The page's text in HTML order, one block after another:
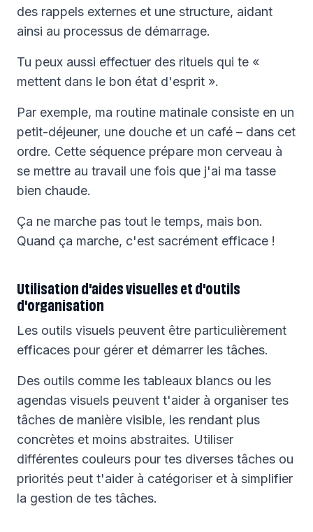
des rappels externes et une structure, aidant
ainsi au processus de démarrage.
Tu peux aussi effectuer des rituels qui te «
mettent dans le bon état d'esprit ».
Par exemple, ma routine matinale consiste en un
petit-déjeuner, une douche et un café – dans cet
ordre. Cette séquence prépare mon cerveau à
se mettre au travail une fois que j'ai ma tasse
bien chaude.
Ça ne marche pas tout le temps, mais bon.
Quand ça marche, c'est sacrément efficace !
Utilisation d'aides visuelles et d'outils
d'organisation
Les outils visuels peuvent être particulièrement
efficaces pour gérer et démarrer les tâches.
Des outils comme les tableaux blancs ou les
agendas visuels peuvent t'aider à organiser tes
tâches de manière visible, les rendant plus
concrètes et moins abstraites. Utiliser
différentes couleurs pour tes diverses tâches ou
priorités peut t'aider à catégoriser et à simplifier
la gestion de tes tâches.